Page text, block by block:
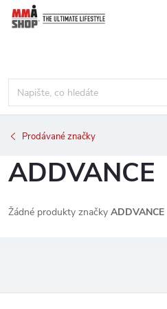
Přejít
Prodávané značky
ADDVANCE
Žádné produkty značky ADDVANCE